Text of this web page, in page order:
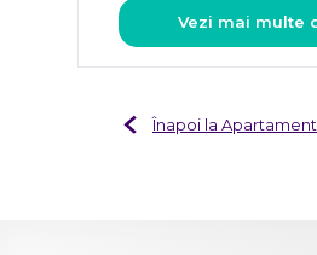
Vezi mai multe
Înapoi la